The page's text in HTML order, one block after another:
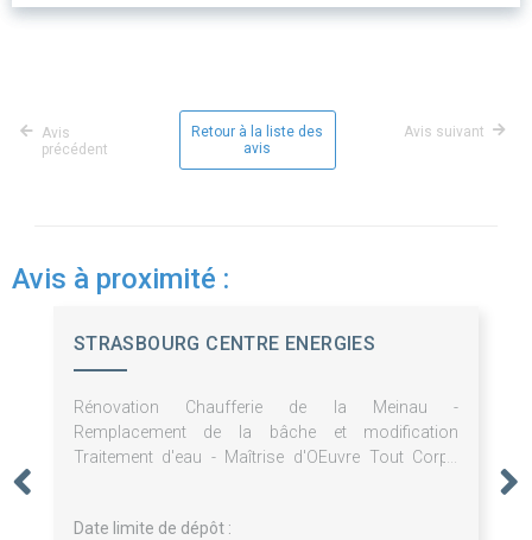
Avis
précédent
Retour à la liste des
avis
Avis suivant
Avis à proximité :
STRASBOURG CENTRE ENERGIES
Rénovation Chaufferie de la Meinau -
Remplacement de la bâche et modification
Traitement d'eau - Maîtrise d'OEuvre Tout Corps
Date limite de dépôt :